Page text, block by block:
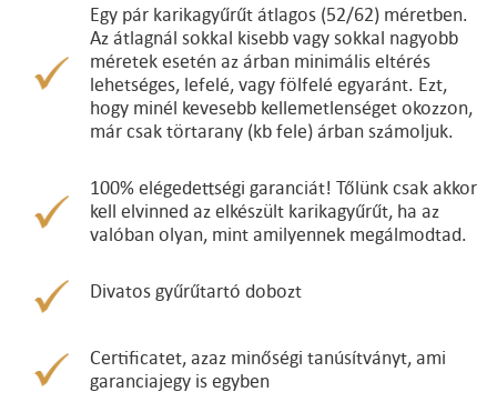
Egy pár karikagyűrűt átlagos (52/62) méretben.
Az átlagnál sokkal kisebb vagy sokkal nagyobb
méretek esetén az árban minimális eltérés
lehetséges, lefelé, vagy fölfelé egyaránt. Ezt,
hogy minél kevesebb kellemetlenséget okozzon,
már csak törtarany (kb fele) árban számoljuk.
100% elégedettségi garanciát! Tőlünk csak akkor
kell elvinned az elkészült karikagyűrűt, ha az
valóban olyan, mint amilyennek megálmodtad.
Divatos gyűrűtartó dobozt
Certificatet, azaz minőségi tanúsítványt, ami
garanciajegy is egyben